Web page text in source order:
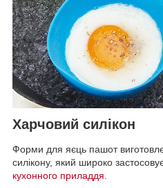
Харчовий силікон
Форми для яєць пашот
силікону, який широко
кухонного приладдя